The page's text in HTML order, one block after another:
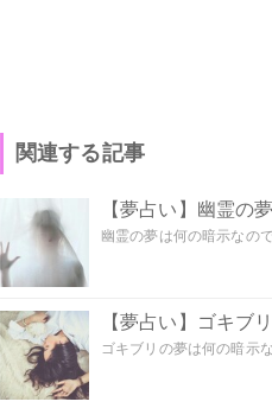
関連する記事
【夢占い】幽霊の
幽霊の夢は何の暗示なの
【夢占い】ゴキブ
ゴキブリの夢は何の暗示